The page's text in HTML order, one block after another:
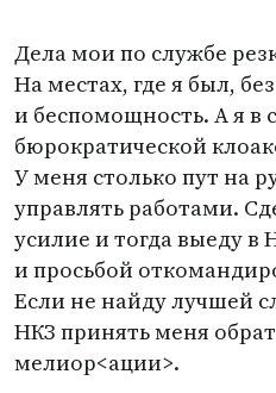
Дела мои по службе
На местах, где я был,
и беспомощность. А я в
бюрократической
У меня столько пут на
управлять работами.
усилие и тогда выеду в
и просьбой
Если не найду лучшей
НКЗ принять меня
мелиор<ации>.